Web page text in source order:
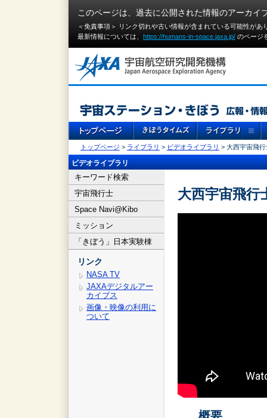
このページは、過去に公開された情報のアーカイ
＜免責事項＞ リンク切れや古い情報が含まれている可能性が
最新情報については、 https://humans-in-space.jaxa.jp/ のページ
トップページ > ライブラリ > ビデオライブラリ > 大西宇宙飛
ビデオライブラリ
キーワード検索
宇宙飛行士
Space Navi@Kibo
ミッション
「きぼう」日本実験棟
リンク
NASA TV
JAXAデジタルアー
カイブス
画像・映像の利用に
ついて
大西宇宙飛行